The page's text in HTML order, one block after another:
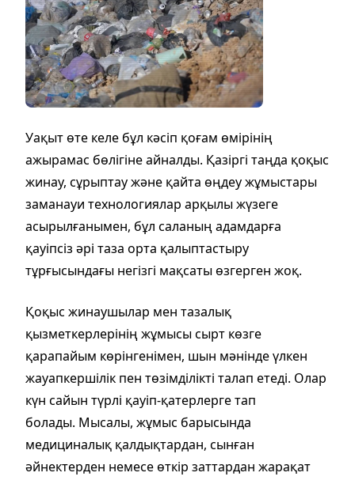
Уақыт өте келе бұл кәсіп қоғам өмірінің
ажырамас бөлігіне айналды. Қазіргі таңда қоқыс
жинау, сұрыптау және қайта өңдеу жұмыстары
заманауи технологиялар арқылы жүзеге
асырылғанымен, бұл саланың адамдарға
қауіпсіз әрі таза орта қалыптастыру
тұрғысындағы негізгі мақсаты өзгерген жоқ.
Қоқыс жинаушылар мен тазалық
қызметкерлерінің жұмысы сырт көзге
қарапайым көрінгенімен, шын мәнінде үлкен
жауапкершілік пен төзімділікті талап етеді. Олар
күн сайын түрлі қауіп-қатерлерге тап
болады. Мысалы, жұмыс барысында
медициналық қалдықтардан, сынған
әйнектерден немесе өткір заттардан жарақат